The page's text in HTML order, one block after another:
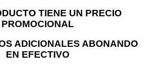
TIENE UN PRECIO
PROMOCIONAL
ADICIONALES ABONANDO
EN EFECTIVO